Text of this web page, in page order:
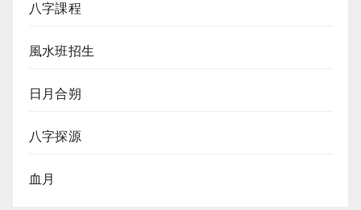
八字課程
風水班招生
日月合朔
八字探源
血月